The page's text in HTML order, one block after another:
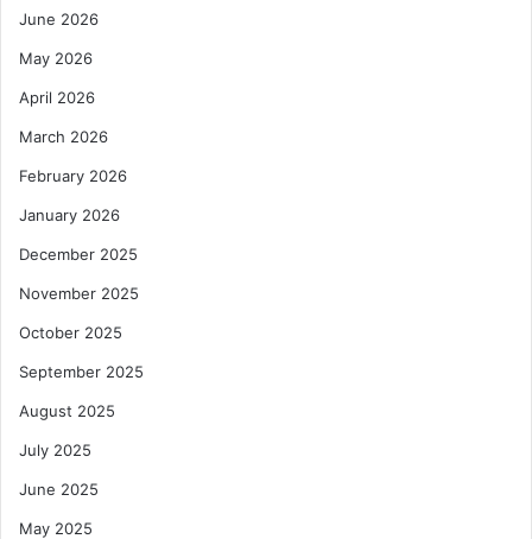
June 2026
May 2026
April 2026
March 2026
February 2026
January 2026
December 2025
November 2025
October 2025
September 2025
August 2025
July 2025
June 2025
May 2025